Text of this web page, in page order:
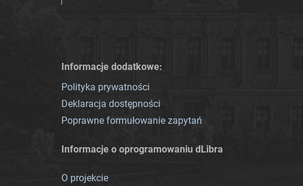
Informacje dodatkowe:
Polityka prywatności
Deklaracja dostępności
Poprawne formułowanie zapytań
Informacje o oprogramowaniu dLibra
O projekcie